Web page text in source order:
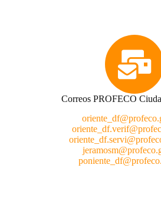
Correos PROFECO